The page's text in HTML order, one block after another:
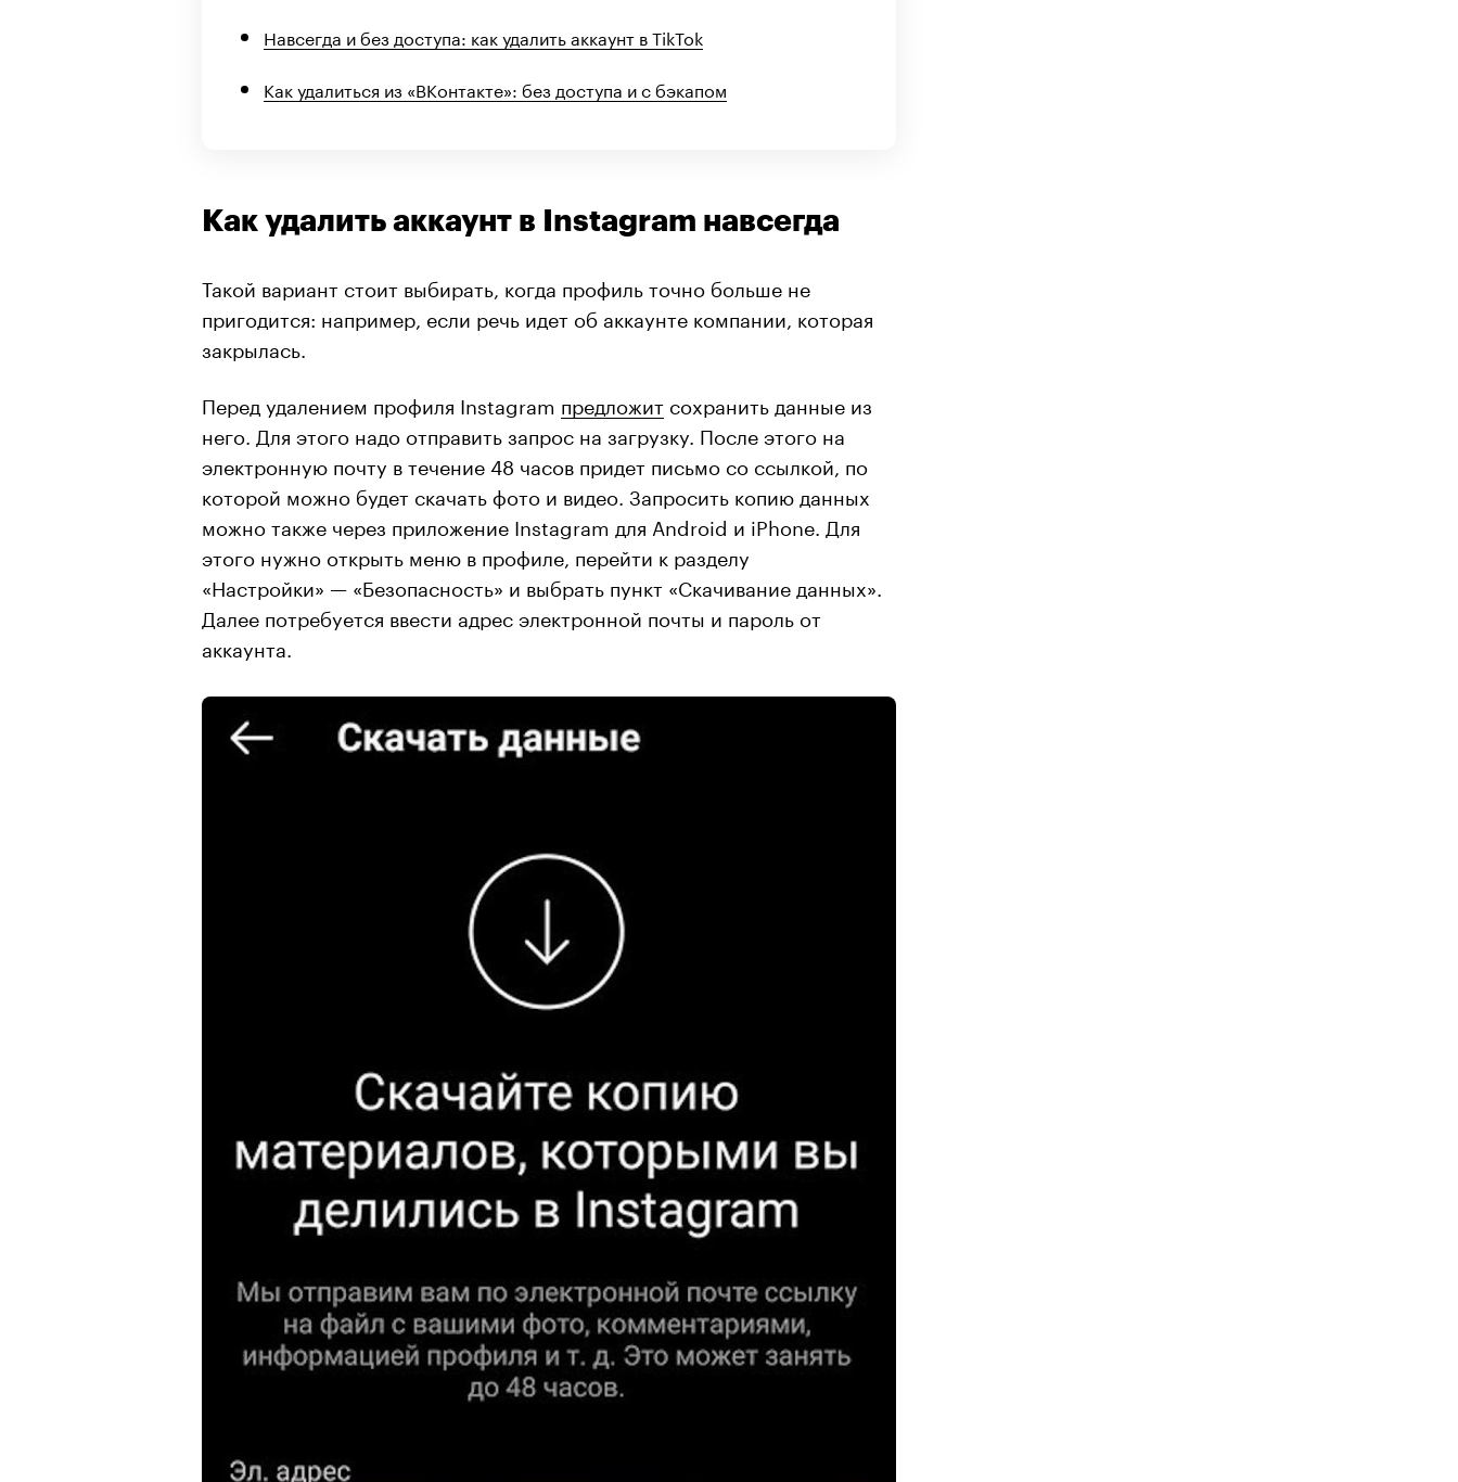
Навсегда и без доступа: как удалить аккаунт в TikTok
Как удалиться из «ВКонтакте»: без доступа и с бэкапом
Как удалить аккаунт в Instagram навсегда
Такой вариант стоит выбирать, когда профиль точно больше не
пригодится: например, если речь идет об аккаунте компании, которая
закрылась.
Перед удалением профиля Instagram предложит сохранить данные из
него. Для этого надо отправить запрос на загрузку. После этого на
электронную почту в течение 48 часов придет письмо со ссылкой, по
которой можно будет скачать фото и видео. Запросить копию данных
можно также через приложение Instagram для Android и iPhone. Для
этого нужно открыть меню в профиле, перейти к разделу
«Настройки» — «Безопасность» и выбрать пункт «Скачивание данных».
Далее потребуется ввести адрес электронной почты и пароль от
аккаунта.